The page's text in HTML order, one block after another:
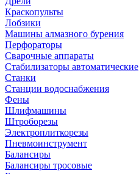
Краскопульты
Лобзики
Машины алмазного бурения
Перфораторы
Сварочные аппараты
Стабилизаторы автоматические
Станки
Станции водоснабжения
Фены
Шлифмашины
Штроборезы
Электроплиткорезы
Пневмоинструмент
Балансиры
Балансиры тросовые